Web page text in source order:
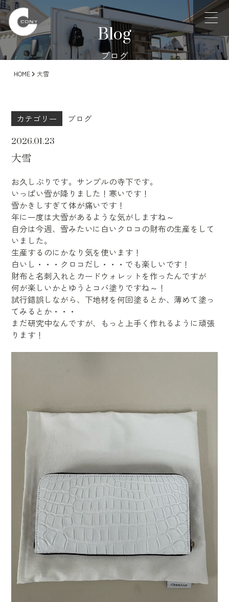
Blog
ブログ
HOME 大雪
カテゴリー ブログ
2026.01.23
大雪
お久しぶりです。サンプルの寺下です。
いっぱい雪が降りました！寒いです！
雪かきしすぎて体が痛いです！
年に一度は大雪があるような気がしますね～
自分は今週、雪みたいに白いクロコの財布の生産をして
いました。
生産するのにかなり気を使います！
白いし・・・クロコだし・・・でも楽しいです！
財布と名刺入れとカードウォレットを作ったんですが
何が楽しいかとゆうとコバ塗りですね～！
試行錯誤しながら、下地材を何回塗るとか、薄めて塗っ
てみるとか・・・
まだ研究中なんですが、もっと上手く作れるように頑張
ります！